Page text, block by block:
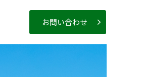
お問い合わせ